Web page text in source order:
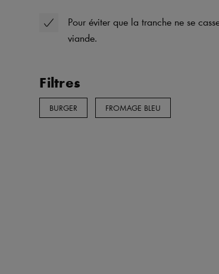
Pour éviter que la tranche ne se
viande.
Filtres
BURGER FROMAGE BLEU